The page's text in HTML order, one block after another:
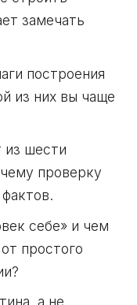
замечать
построения
из них вы чаще
из шести
проверку
себе» и чем
простого